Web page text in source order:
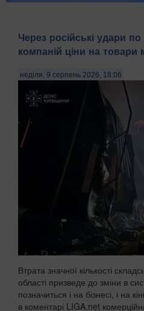
Через російські удари
компаній ціни на
неділя, 9 серпень 2026, 18:06
Втрата значної кількості
області призведе до зміни в
позначиться і на бізнесі, і на
в коментарі LIGA.net